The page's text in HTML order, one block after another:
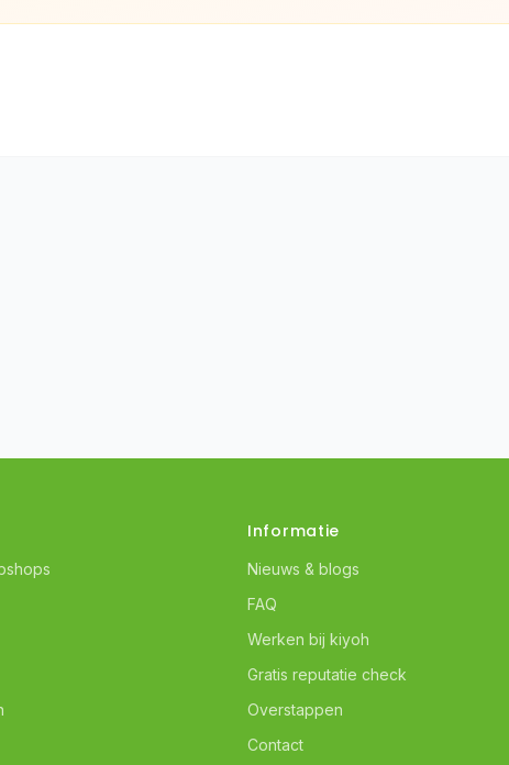
Informatie
Nieuws & blogs
FAQ
Werken bij kiyoh
Gratis reputatie check
Overstappen
Contact